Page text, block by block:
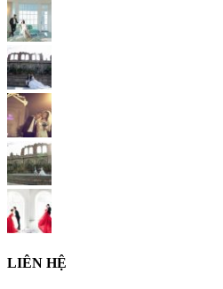
LIÊN HỆ